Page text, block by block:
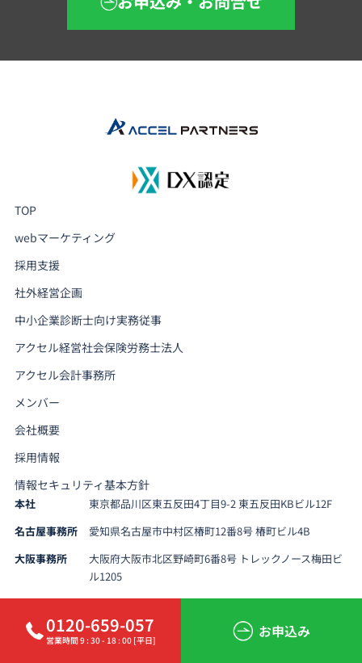
0120-659-057
営業時間 9 : 30 - 18 : 00 [平日] お申込み
TOP
webマーケティング
採用支援
社外経営企画
中小企業診断士向け実務従事
アクセル経営社会保険労務士法人
アクセル会計事務所
メンバー
会社概要
採用情報
情報セキュリティ基本方針
本社
東京都品川区東五反田4丁目9-2 東五反田KBビル12F
名古屋事務所
愛知県名古屋市中村区椿町12番8号 椿町ビル4B
大阪事務所
大阪府大阪市北区野崎町6番8号 トレックノース梅田ビ
ル1205
Copyright 2026 アクセルパートナーズ All Rights Reserved.